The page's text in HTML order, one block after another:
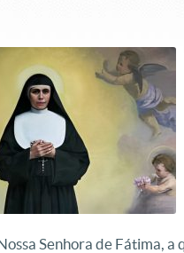
Senhora de Fátima,